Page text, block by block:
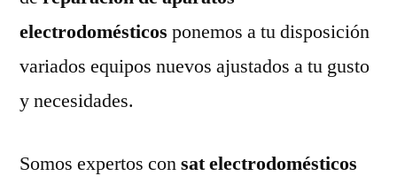
electrodomésticos ponemos a tu disposición
variados equipos nuevos ajustados a tu gusto
y necesidades.
Somos expertos consat electrodomésticos